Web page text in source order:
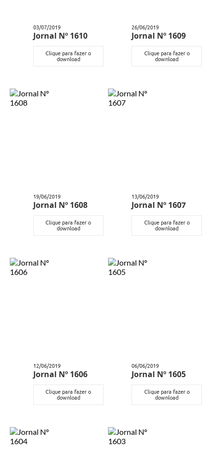
03/07/2019
Jornal Nº 1610
Clique para fazer o
download
26/06/2019
Jornal Nº 1609
Clique para fazer o
download
19/06/2019
Jornal Nº 1608
Clique para fazer o
download
13/06/2019
Jornal Nº 1607
Clique para fazer o
download
12/06/2019
Jornal Nº 1606
Clique para fazer o
download
06/06/2019
Jornal Nº 1605
Clique para fazer o
download